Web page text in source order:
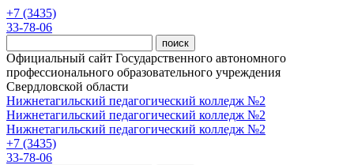
Перейти к основному содержанию
+7 (3435)
33-78-06
Официальный сайт Государственного автономного
профессионального образовательного учреждения
Свердловской области
Нижнетагильский педагогический колледж №2
Нижнетагильский педагогический колледж №2
Нижнетагильский педагогический колледж №2
+7 (3435)
33-78-06